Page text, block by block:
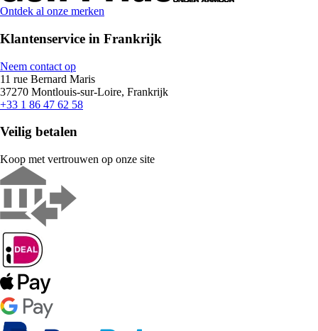
Ontdek al onze merken
Klantenservice in Frankrijk
Neem contact op
11 rue Bernard Maris
37270 Montlouis-sur-Loire, Frankrijk
+33 1 86 47 62 58
Veilig betalen
Koop met vertrouwen op onze site